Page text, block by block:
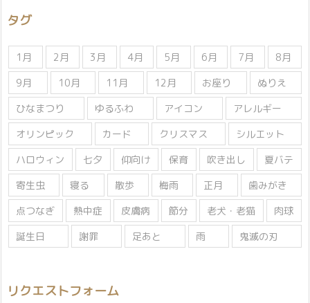
ー
タグ
1月 2月 3月 4月 5月 6月 7月
8月
9月
10月 11月 12月 お座り
ぬりえ
ひなまつり
ゆるふわ アイコン
アレルギー
オリンピック
カード クリスマス
シルエット
ハロウィン
七夕 仰向け 保育 吹き出し
夏バテ
寄生虫
寝る 散歩 梅雨 正月
歯みがき
点つなぎ
熱中症 皮膚病 節分 老犬・老猫
肉球
誕生日
謝罪 足あと 雨 鬼滅の刃
リクエストフォーム